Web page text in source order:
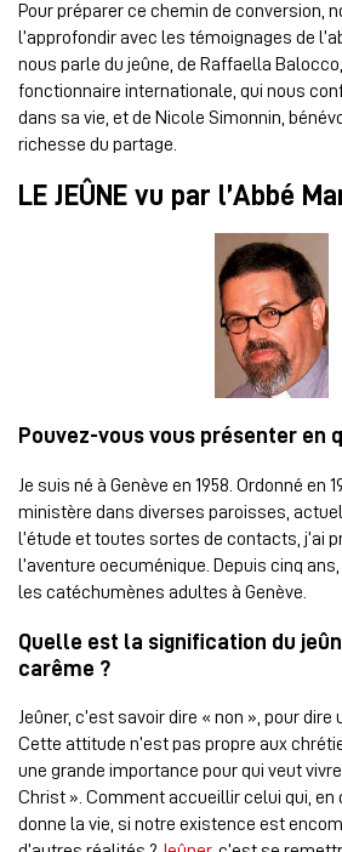
Pour préparer ce chemin de conversion,
l’approfondir avec les témoignages de
nous parle du jeûne, de Raffaella
fonctionnaire internationale, qui nous
dans sa vie, et de Nicole Simonnin,
richesse du partage.
LE JEÛNE vu par l’Abbé
Pouvez-vous vous présenter en
Je suis né à Genève en 1958. Ordonné en
ministère dans diverses paroisses,
l’étude et toutes sortes de contacts, j’ai
l’aventure oecuménique. Depuis cinq
les catéchumènes adultes à Genève.
Quelle est la signification du
carême ?
Jeûner, c’est savoir dire « non », pour dire
Cette attitude n’est pas propre aux
une grande importance pour qui veut
Christ ». Comment accueillir celui qui, en
donne la vie, si notre existence est